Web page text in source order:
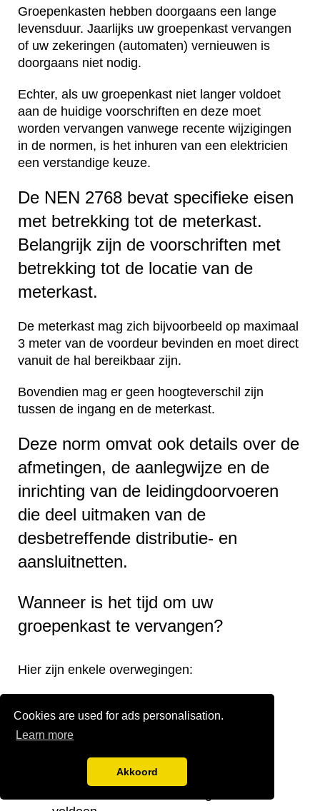
Cookies are used for ads personalisation.
Learn more
Akkoord
Groepenkasten hebben doorgaans een lange
levensduur. Jaarlijks uw groepenkast vervangen
of uw zekeringen (automaten) vernieuwen is
doorgaans niet nodig.
Echter, als uw groepenkast niet langer voldoet
aan de huidige voorschriften en deze moet
worden vervangen vanwege recente wijzigingen
in de normen, is het inhuren van een elektricien
een verstandige keuze.
De NEN 2768 bevat specifieke eisen
met betrekking tot de meterkast.
Belangrijk zijn de voorschriften met
betrekking tot de locatie van de
meterkast.
De meterkast mag zich bijvoorbeeld op maximaal
3 meter van de voordeur bevinden en moet direct
vanuit de hal bereikbaar zijn.
Bovendien mag er geen hoogteverschil zijn
tussen de ingang en de meterkast.
Deze norm omvat ook details over de
afmetingen, de aanlegwijze en de
inrichting van de leidingdoorvoeren
die deel uitmaken van de
desbetreffende distributie- en
aansluitnetten.
Wanneer is het tijd om uw
groepenkast te vervangen?
Hier zijn enkele overwegingen:
Onjuiste verdeling van de groepen.
Onvoldoende groepen.
Te kleine stoppenkast.
Verplaatsing van de groepenkast.